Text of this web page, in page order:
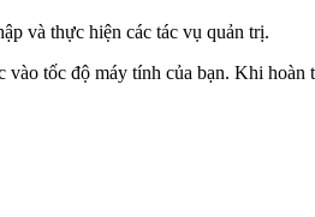
và thực hiện các tác vụ quản trị.
tốc độ máy tính của bạn. Khi hoàn